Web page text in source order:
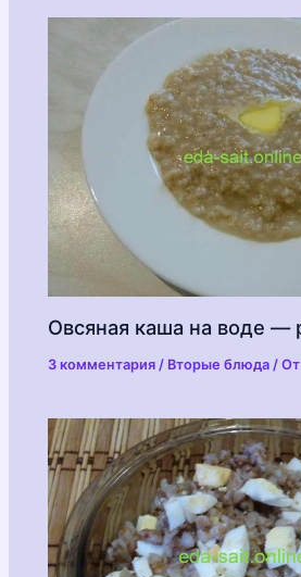
Овсяная каша на воде —
3 комментария / Вторые блюда / От